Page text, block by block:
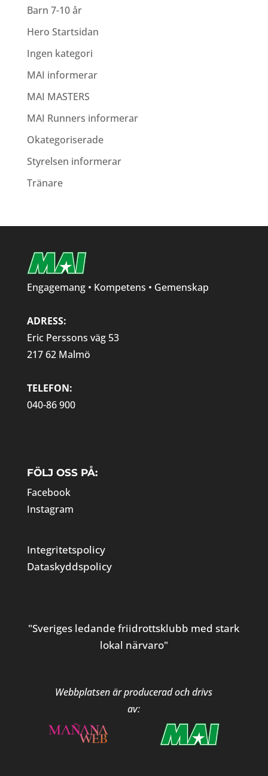
Barn 7-10 år
Hero Startsidan
Ingen kategori
MAI informerar
MAI MASTERS
MAI Runners informerar
Okategoriserade
Styrelsen informerar
Tränare
Engagemang • Kompetens • Gemenskap
ADRESS:
Eric Perssons väg 53
217 62 Malmö
TELEFON:
040-86 900
FÖLJ OSS PÅ:
Facebook
Instagram
Integritetspolicy
Dataskyddspolicy
"Sveriges ledande friidrottsklubb med stark
lokal närvaro"
Webbplatsen är producerad och drivs
av: